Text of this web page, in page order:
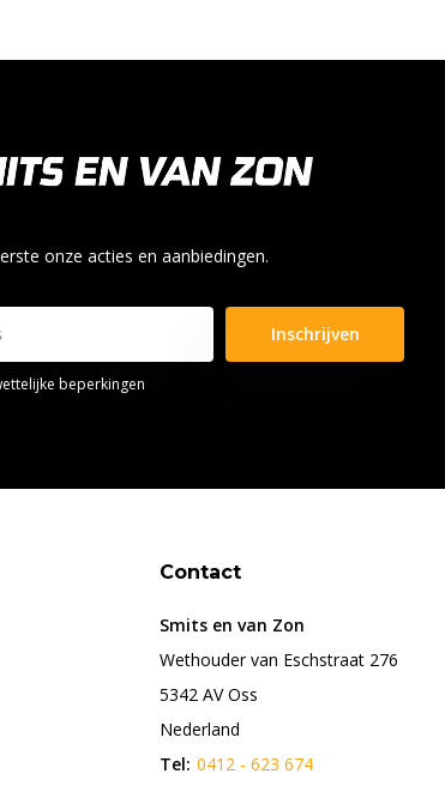
onze acties en aanbiedingen.
Inschrijven
beperkingen
Contact
Smits en van Zon
Wethouder van Eschstraat 276
5342 AV Oss
Nederland
Tel: 0412 - 623 674